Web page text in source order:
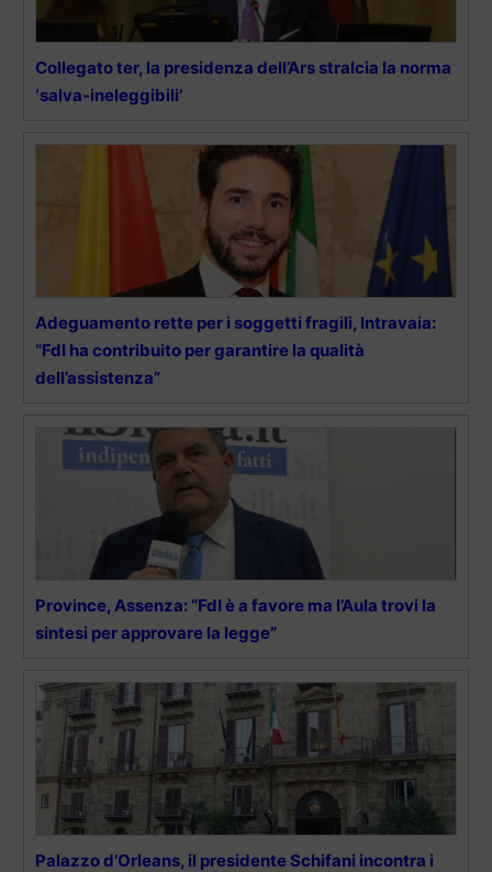
Collegato ter, la presidenza dell’Ars stralcia la norma
‘salva-ineleggibili’
Adeguamento rette per i soggetti fragili, Intravaia:
“FdI ha contribuito per garantire la qualità
dell’assistenza”
Province, Assenza: “FdI è a favore ma l’Aula trovi la
sintesi per approvare la legge”
Palazzo d’Orleans, il presidente Schifani incontra i